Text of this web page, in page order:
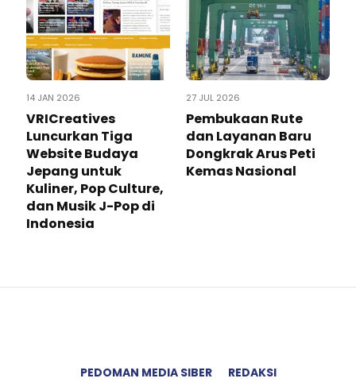
14 JAN 2026
VRICreatives
Luncurkan Tiga
Website Budaya
Jepang untuk
Kuliner, Pop Culture,
dan Musik J-Pop di
Indonesia
27 JUL 2026
Pembukaan Rute
dan Layanan Baru
Dongkrak Arus Peti
Kemas Nasional
PEDOMAN MEDIA SIBER REDAKSI